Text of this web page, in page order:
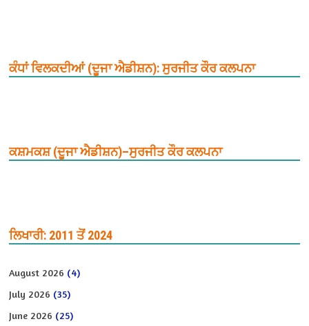
ਕੰਧਾਂ ਵਿਲਕਦੀਆਂ (ਦੂਜਾ ਐਡੀਸ਼ਨ): ਸੁਰਜੀਤ ਕੌਰ ਕਲਪਨਾ
ਕਸ਼ਮਕਸ਼ (ਦੂਜਾ ਐਡੀਸ਼ਨ)–ਸੁਰਜੀਤ ਕੌਰ ਕਲਪਨਾ
ਲਿਖਾਰੀ: 2011 ਤੋਂ 2024
August 2026 (4)
July 2026 (35)
June 2026 (25)